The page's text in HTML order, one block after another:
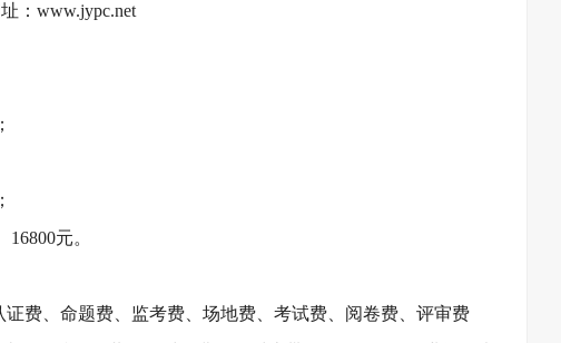
：www.jypc.net
元。
费、命题费、监考费、场地费、考试费、阅卷费、评审费